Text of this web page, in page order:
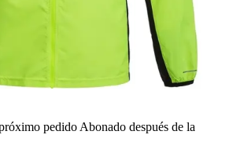
pedido Abonado después de la